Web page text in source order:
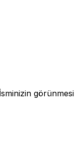
görünmesi